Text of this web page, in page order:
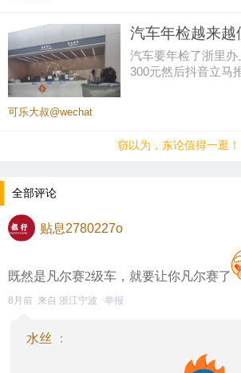
汽车年检越来越
汽车要年检了浙里
300元然后抖音立马
可乐大叔@wechat
窃以为，东论值得一逛！
全部评论
贴息2780227o
既然是凡尔赛2级车，就要让你凡尔赛了
8月前 来自 浙江宁波 举报
水丝 ：